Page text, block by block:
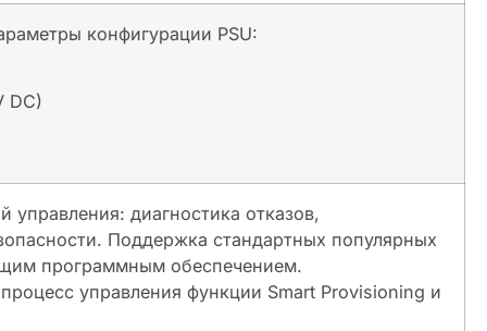
конфигурации PSU:
DC)
диагностика отказов,
Поддержка стандартных популярных
программным обеспечением.
управления функции Smart Provisioning и